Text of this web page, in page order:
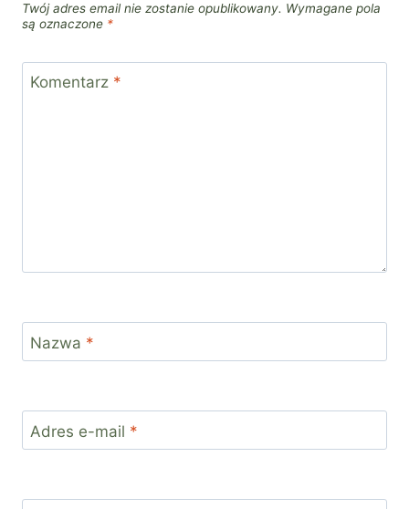
Twój adres email nie zostanie opublikowany. Wymagane pola
są oznaczone *
Komentarz *
Nazwa *
Adres e-mail *